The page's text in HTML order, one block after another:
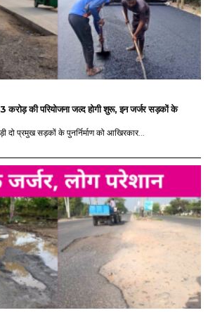
करोड़ की परियोजना जल्द होगी शुरू, इन जर्जर सड़कों के
दो प्रमुख सड़कों के पुनर्निर्माण को आखिरकार...